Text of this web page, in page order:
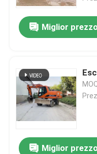
Miglior
Miglior